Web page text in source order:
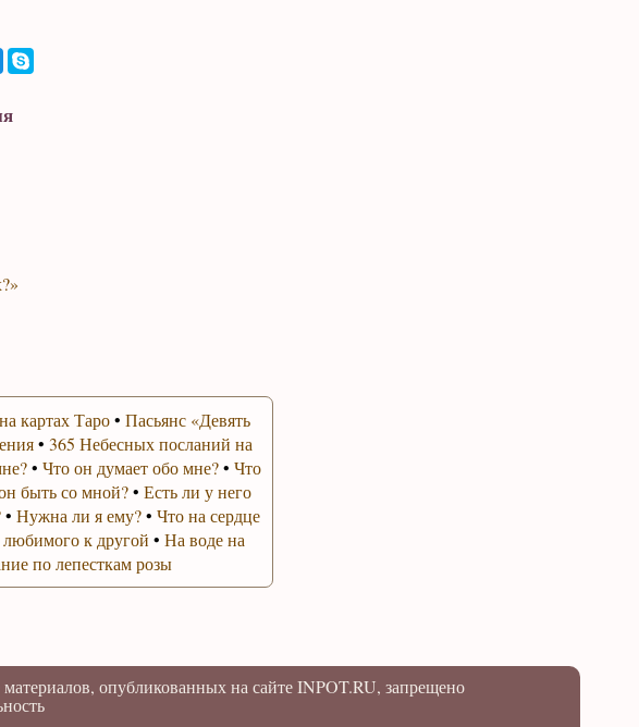
картах Таро• Пасьянс «Девять
• 365 Небесных посланий на
• Что он думает обо мне?• Что
быть со мной?• Есть ли у него
• Нужна ли я ему?• Что на сердце
к другой • На воде на
по лепесткам розы
опубликованных на сайте INPOT.RU, запрещено